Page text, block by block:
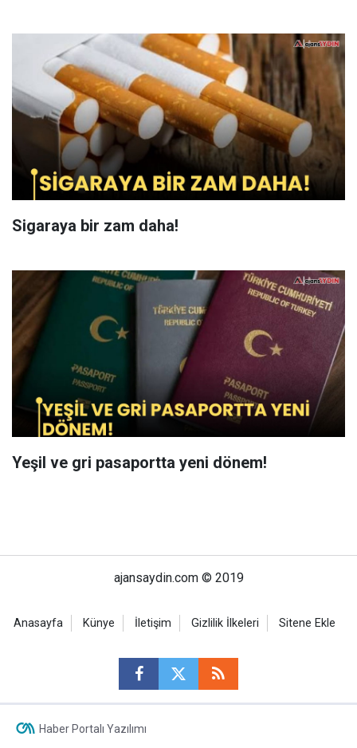
Sigaraya bir zam daha!
Yeşil ve gri pasaportta yeni dönem!
ajansaydin.com © 2019
Anasayfa Künye İletişim Gizlilik İlkeleri Sitene Ekle
Haber Portalı Yazılımı